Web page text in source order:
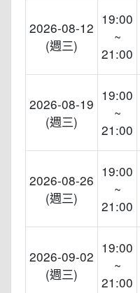
2026-08-12
(週三)
19:00
~
21:00
2026-08-19
(週三)
19:00
~
21:00
2026-08-26
(週三)
19:00
~
21:00
2026-09-02
(週三)
19:00
~
21:00